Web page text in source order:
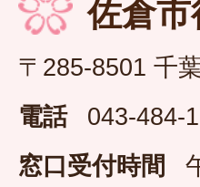
佐倉市
〒285-8501 千
電話
043-484-
窓口受付時間